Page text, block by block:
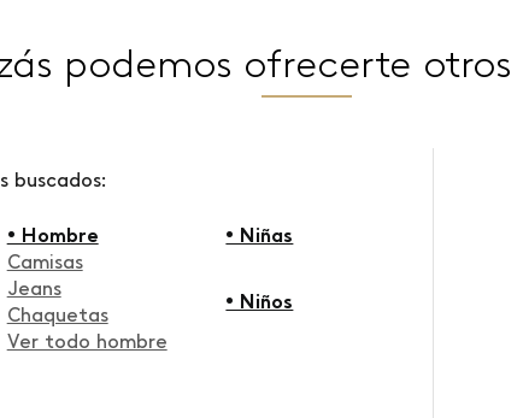
podemos ofrecerte
buscados:
• Hombre
Camisas
Jeans
Chaquetas
Ver todo hombre
• Niñas
• Niños